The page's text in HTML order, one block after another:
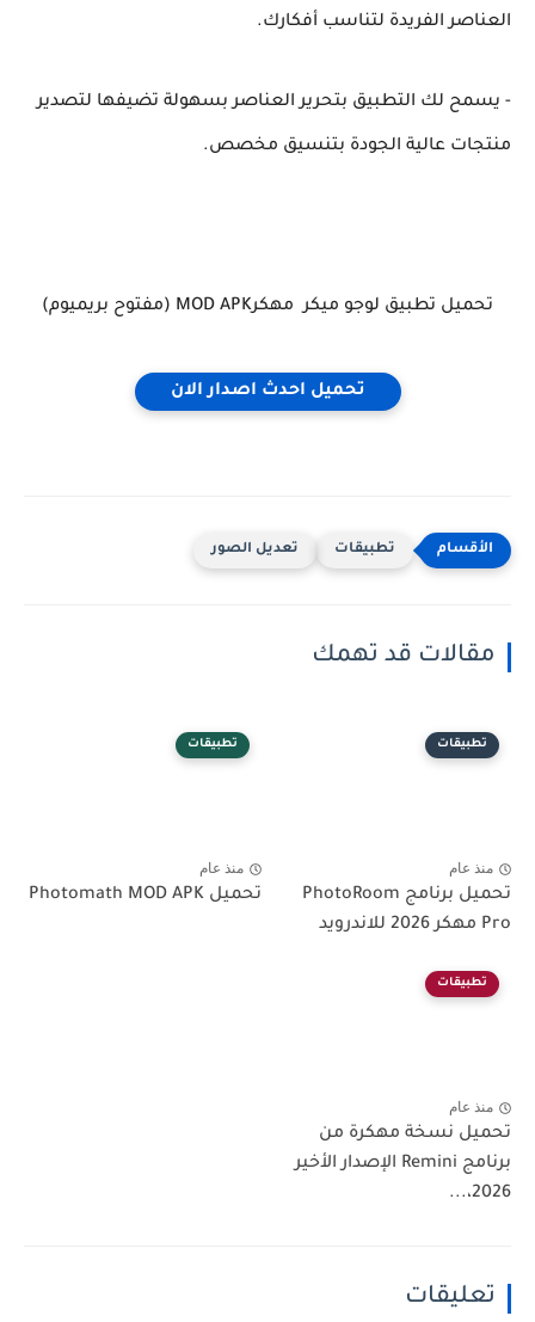
العناصر الفريدة لتناسب أفكارك.
- يسمح لك التطبيق بتحرير العناصر بسهولة تضيفها لتصدير
منتجات عالية الجودة بتنسيق مخصص.
تحميل تطبيق لوجو ميكر مهكرMOD APK (مفتوح بريميوم)
تحميل احدث اصدار الان
تطبيقات تعديل الصور
مقالات قد تهمك
تطبيقات
منذ عام
تحميل برنامج PhotoRoom
Pro مهكر 2026 للاندرويد
تطبيقات
منذ عام
تحميل Photomath MOD APK
تطبيقات
منذ عام
تحميل نسخة مهكرة من
برنامج Remini الإصدار الأخير
2026،...
تعليقات